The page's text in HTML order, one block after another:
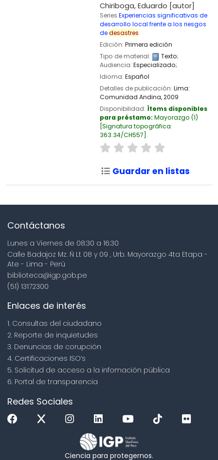
Chiriboga, Eduardo [autor]
Series Experiencias significativas de
desarrollo local frente a los riesgos
dedesastres
Edición: Primera edición
Tipo de material:
Texto;
Audiencia: Especializado;
Idioma: Español
Detalles de publicación: Lima:
Comunidad Andina,2009
Disponibilidad: Ítems disponibles
para préstamo: Mayorazgo (1)
Signatura topográfica:
363.34/CH557 .
Guardar en listas
Contáctanos
Lunes a Viernes de 08:30 a 16:30
Calle Badajoz Mz. Ñ Lt 08 y 09 , Urb. Mayorazgo 4ta Etapa -
Ate - Lima - Perú
biblioteca@igp.gob.pe
(51) 13172300
Enlaces de interés
1. Consultas del ciudadano
2. Reporte de inquietudes
3. Denuncias de corupción
4. Certificaciones ISO’s
5. Solicitud de acceso a la infomación pública
6. Portal de transparencia
Redes Sociales
Ciencia para protegernos.